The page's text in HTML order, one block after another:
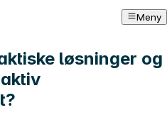
Meny
løsninger og